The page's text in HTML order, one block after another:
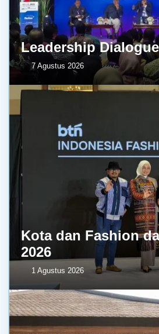
Leadership
7 Agustus 2026
Kota dan Fashion
2026
1 Agustus 2026